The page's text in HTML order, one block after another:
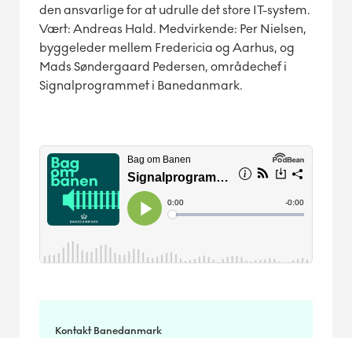
den ansvarlige for at udrulle det store IT-system.
Vært: Andreas Hald. Medvirkende: Per Nielsen,
byggeleder mellem Fredericia og Aarhus, og
Mads Søndergaard Pedersen, områdechef i
Signalprogrammet i Banedanmark.
Kontakt Banedanmark